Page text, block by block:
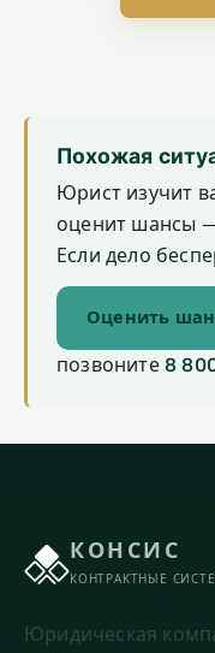
Похожая
Юрист изучит
оценит шансы
Если дело
Оценить
позвоните 8
КОНСИС
КОНТРАКТНЫЕ
Юридическая